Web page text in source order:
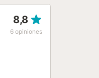
8,8
6 opiniones